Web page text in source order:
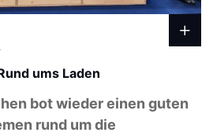
ums Laden
bot wieder einen guten
rund um die